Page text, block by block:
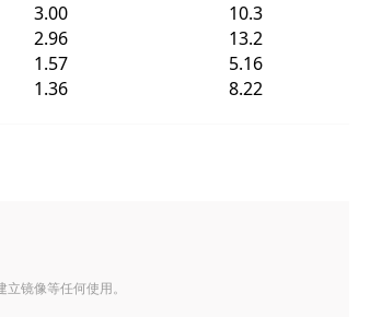
3.00
10.3
2.96
13.2
1.57
5.16
1.36 8.22
镜像等任何使用。